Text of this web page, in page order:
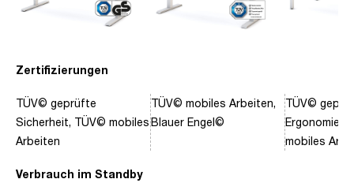
Zertifizierungen
Verbrauch im Standby
TÜV© geprüfte
Sicherheit, TÜV© mobiles
Arbeiten
TÜV© mobiles Arbeiten,
Blauer Engel©
TÜV©
Ergonomie,
mobiles